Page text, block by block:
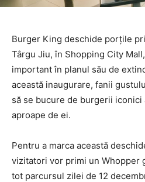
Burger King deschide porțile
Târgu Jiu, în Shopping City
important în planul său de
această inaugurare, fanii
să se bucure de burgerii iconici
aproape de ei.
Pentru a marca această
vizitatori vor primi un Whopper
tot parcursul zilei de 12